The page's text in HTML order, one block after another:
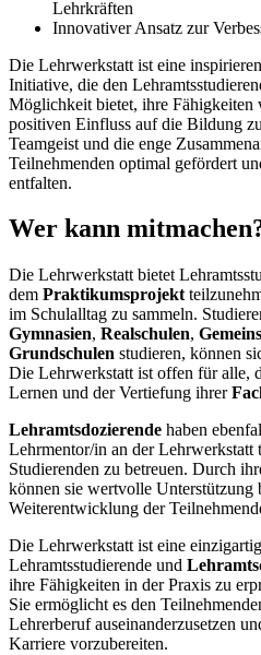
Lehrkräften
Innovativer Ansatz zur
Die Lehrwerkstatt ist eine
Initiative, die den
Möglichkeit bietet, ihre Fähigkeiten
positiven Einfluss auf die Bildung
Teamgeist und die enge
Teilnehmenden optimal gefördert
entfalten.
Wer kann
Die Lehrwerkstatt bietet
dem Praktikumsprojekt
im Schulalltag zu sammeln.
Gymnasien, Realschulen,
Grundschulen studieren, können
Die Lehrwerkstatt ist offen für alle,
Lernen und der Vertiefung ihrer
Lehramtsdozierende haben
Lehrmentor/in an der Lehrwerkstatt
Studierenden zu betreuen. Durch
können sie wertvolle Unterstützung
Weiterentwicklung der
Die Lehrwerkstatt ist eine
Lehramtsstudierende und
ihre Fähigkeiten in der Praxis zu
Sie ermöglicht es den
Lehrerberuf auseinanderzusetzen
Karriere vorzubereiten.